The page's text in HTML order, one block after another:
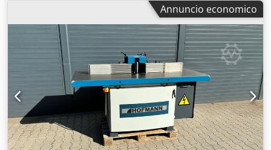
Marcatura CE, velocità di rotazione variabile in modo
continuo, Offriamo in vendita un set completo di utensili
professionale e immediatamente pronto all'uso, prodotto
dal rinomato marchio austriaco Felder. Il set è composto
da una precisa troncatrice a disco K 700 (anno di
fabbricazione 2010) e dall'apposito sistema di aspirazione
mobile AF 14. Entrambe le macchine sono in ottime
condizioni, perfettamente funzionanti e sono state
utilizzate fino a poco tempo fa in un ambiente di officina
professionale. Ideale per falegnamerie, aziende
specializzate in allestimenti interni o per hobbisti esperti
Annuncio economico